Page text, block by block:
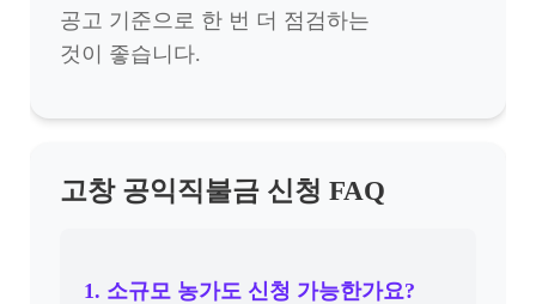
공고 기준으로 한 번 더 점검하는
것이 좋습니다.
고창 공익직불금 신청 FAQ
1. 소규모 농가도 신청 가능한가요?